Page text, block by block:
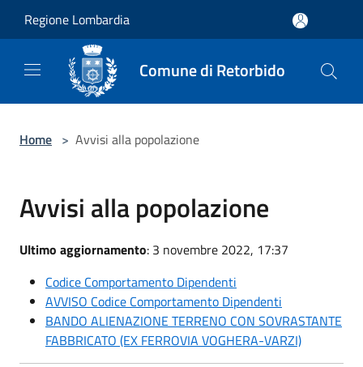
Regione Lombardia
Comune di Retorbido
Home > Avvisi alla popolazione
Avvisi alla popolazione
Ultimo aggiornamento: 3 novembre 2022, 17:37
Codice Comportamento Dipendenti
AVVISO Codice Comportamento Dipendenti
BANDO ALIENAZIONE TERRENO CON SOVRASTANTE
FABBRICATO (EX FERROVIA VOGHERA-VARZI)